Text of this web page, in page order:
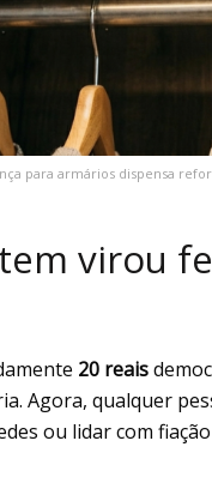
para armários dispensa
virou
20 reais
Agora, qualquer
ou lidar com